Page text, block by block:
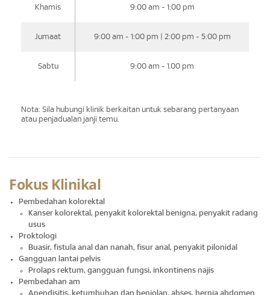
Khamis 9:00 am - 1:00 pm
Jumaat 9:00 am - 1:00 pm | 2:00 pm - 5:00 pm
Sabtu 9:00 am - 1.00 pm
Nota: Sila hubungi klinik berkaitan untuk sebarang pertanyaan
atau penjadualan janji temu.
Fokus Klinikal
Pembedahan kolorektal
Kanser kolorektal, penyakit kolorektal benigna, penyakit radang
usus
Proktologi
Buasir, fistula anal dan nanah, fisur anal, penyakit pilonidal
Gangguan lantai pelvis
Prolaps rektum, gangguan fungsi, inkontinens najis
Pembedahan am